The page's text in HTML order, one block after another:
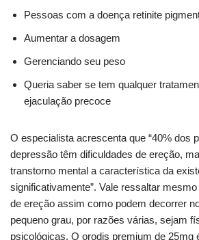
Pessoas com a doença retinite
Aumentar a dosagem
Gerenciando seu peso
Queria saber se tem qualquer
ejaculação precoce
O especialista acrescenta que “40% dos
depressão têm dificuldades de ereção,
transtorno mental a característica da
significativamente”. Vale ressaltar
de ereção assim como podem decorrer
pequeno grau, por razões várias, sejam
psicológicas. O orodis premium de 25mg